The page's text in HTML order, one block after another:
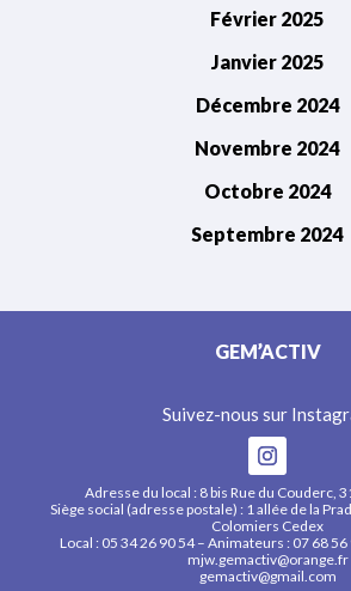
Février 2025
Janvier 2025
Décembre 2024
Novembre 2024
Octobre 2024
Septembre 2024
GEM’ACTIV
Suivez-nous sur
Adresse du local : 8 bis Rue du Couderc,
Siège social (adresse postale) : 1 allée de la
Colomiers Cedex
Local : 05 34 26 90 54 – Animateurs : 07 68
mjw.gemactiv@orange.fr
gemactiv@gmail.com